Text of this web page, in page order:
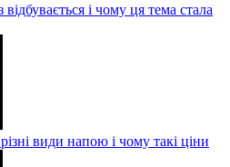
і чому ця тема стала
види напою і чому такі ціни